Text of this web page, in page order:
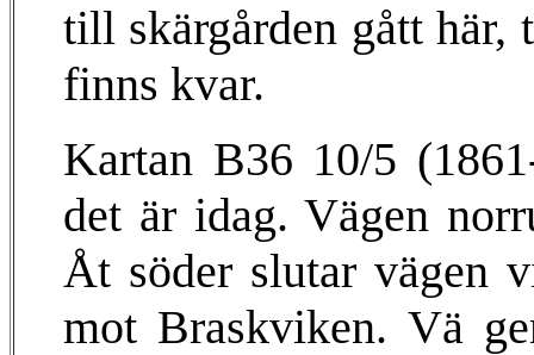
till skärgården gått här,
finns kvar.
Kartan B36 10/5
det är idag. Vägen
Åt söder slutar vägen
mot Braskviken. Vä